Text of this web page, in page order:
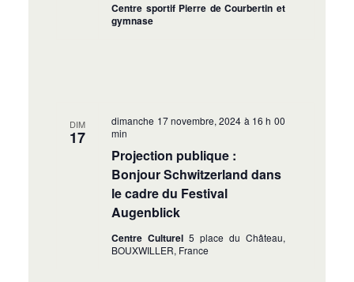
Centre sportif Pierre de Courbertin et
gymnase
DIM
17
Projection publique :
Bonjour Schwitzerland dans
le cadre du Festival
Augenblick
dimanche 17 novembre, 2024 à 16 h 00
min
Centre Culturel5 place du Château,
BOUXWILLER, France